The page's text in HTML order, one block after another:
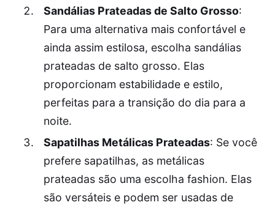
Sandálias Prateadas de Salto Grosso:
Para uma alternativa mais confortável e
ainda assim estilosa, escolha sandálias
prateadas de salto grosso. Elas
proporcionam estabilidade e estilo,
perfeitas para a transição do dia para a
noite.
Sapatilhas Metálicas Prateadas: Se você
prefere sapatilhas, as metálicas
prateadas são uma escolha fashion. Elas
são versáteis e podem ser usadas de